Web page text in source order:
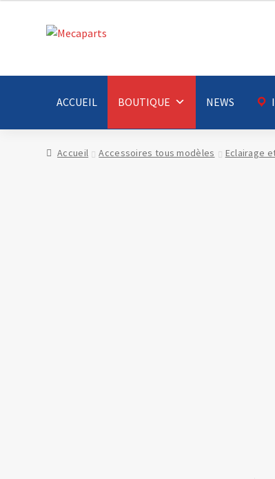
Aller
Aller
ACCUEIL BOUTIQUE NEWS
Accueil Accessoires tous modèles Eclairage